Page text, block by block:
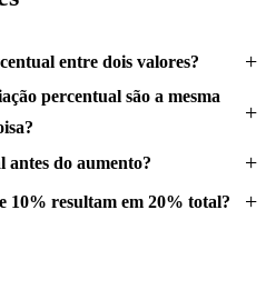
entre dois valores?
percentual são a mesma
do aumento?
10% resultam em 20% total?